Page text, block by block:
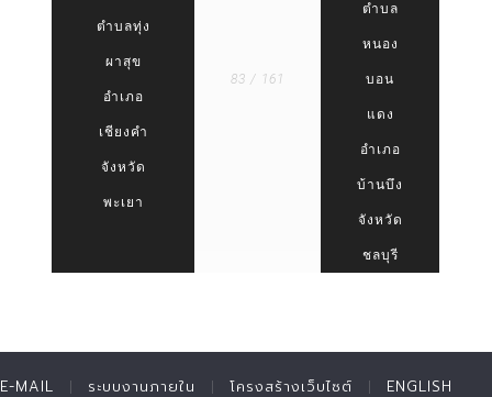
ตำบลทุ่ง
ผาสุข
อำเภอ
เชียงคำ
จังหวัด
พะเยา
83 / 161
ตำบล
หนอง
บอน
แดง
อำเภอ
บ้านบึง
จังหวัด
ชลบุรี
E-MAIL ระบบงานภายใน โครงสร้างเว็บไซต์ ENGLISH